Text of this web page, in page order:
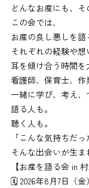
どんなお産にも、そ
この会では、
お産の良し悪しを語
それぞれの経験や想
耳を傾け合う時間を
看護師、保育士、作
一緒に学び、考え、
語る人も。
聴く人も。
「こんな気持ちだ
そんな出会いが生
【お産を語る会 in 村
🗓 2026年8月7日（金）